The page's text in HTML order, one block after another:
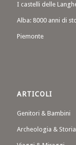
I castelli delle
Alba: 8000 anni di
Piemonte
ARTICOLI
Genitori & Bambini
Archeologia & Storia